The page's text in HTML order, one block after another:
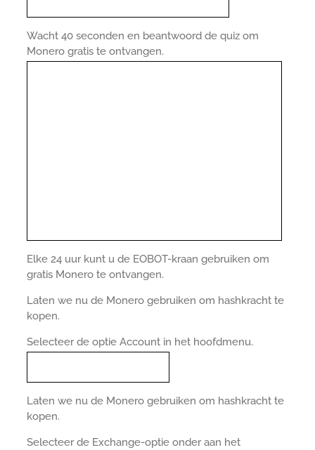
Wacht 40 seconden en beantwoord de quiz om
Monero gratis te ontvangen.
Elke 24 uur kunt u de EOBOT-kraan gebruiken om
gratis Monero te ontvangen.
Laten we nu de Monero gebruiken om hashkracht te
kopen.
Selecteer de optie Account in het hoofdmenu.
Laten we nu de Monero gebruiken om hashkracht te
kopen.
Selecteer de Exchange-optie onder aan het